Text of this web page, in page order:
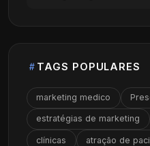
TAGS POPULARES
marketing medico
estratégias de marketing
clínicas atração de